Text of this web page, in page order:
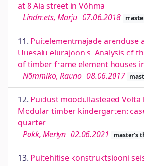
at 8 Aia street in Võhma
Lindmets, Marju 07.06.2018
11. Puitelementmajade arenduse
Uuesalu elurajoonis. Analysis of
of timber frame element houses
Nõmmiko, Rauno 08.06.2017
12. Puidust moodullasteaed Volta
Modular timber kindergarten:
quarter
Pokk, Merlyn 02.06.2021 master's
13. Puitehitise konstruktsiooni